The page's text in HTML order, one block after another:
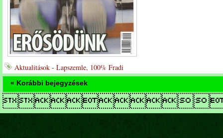
Aktualitások - Lapszemle, 100% Fradi
« Korábbi bejegyzések